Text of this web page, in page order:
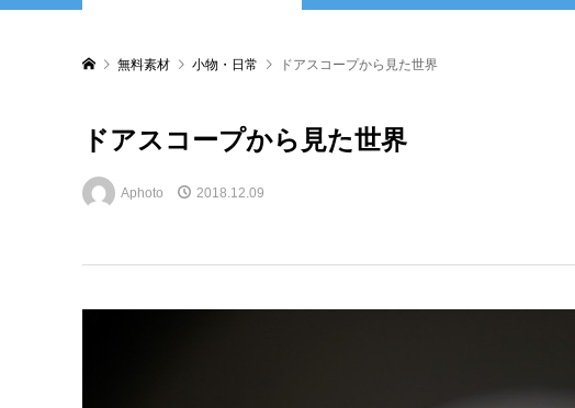
無料素材 小物・日常 ドアスコープから見た世界
ドアスコープから見た世界
Aphoto 2018.12.09